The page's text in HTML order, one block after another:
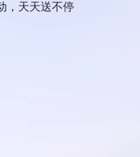
，天天送不停